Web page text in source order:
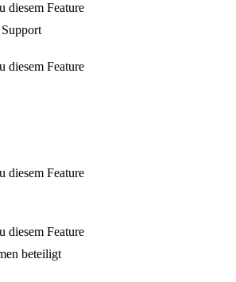
diesem Feature
Support
diesem Feature
diesem Feature
diesem Feature
beteiligt